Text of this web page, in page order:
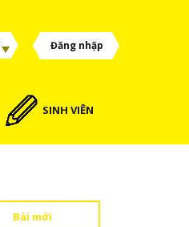
Đăng nhập
SINH VIÊN
Bài mới